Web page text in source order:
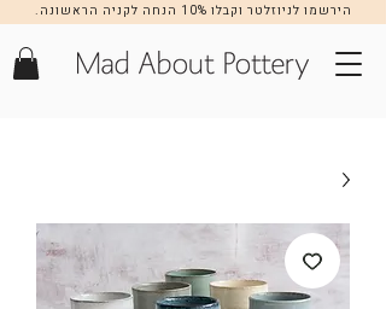
הירשמו לניוזלטר וקבלו 10% הנחה לקניה הראשונה.
הרשמה >>